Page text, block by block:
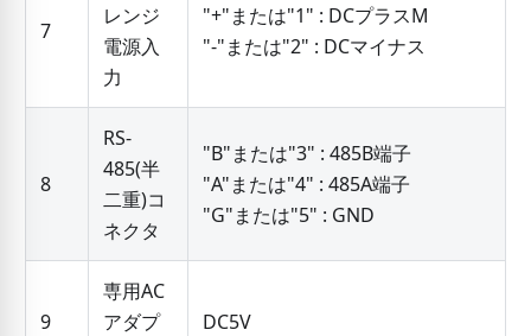
7
レンジ
電源入
力
"+"または"1" : DCプラスM
"-"または"2" : DCマイナス
8
RS-
485(半
二重)コ
ネクタ
"B"または"3" : 485B端子
"A"または"4" : 485A端子
"G"または"5" : GND
9
専用AC
アダプ
DC5V